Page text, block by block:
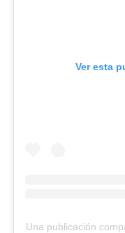
Ver esta
Una publicación